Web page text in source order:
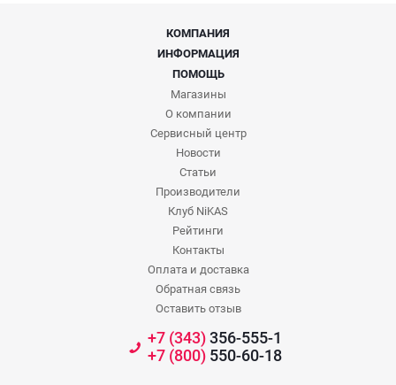
КОМПАНИЯ
ИНФОРМАЦИЯ
ПОМОЩЬ
Магазины
О компании
Сервисный центр
Новости
Статьи
Производители
Клуб NiKAS
Рейтинги
Контакты
Оплата и доставка
Обратная связь
Оставить отзыв
+7 (343)356-555-1
+7 (800)550-60-18